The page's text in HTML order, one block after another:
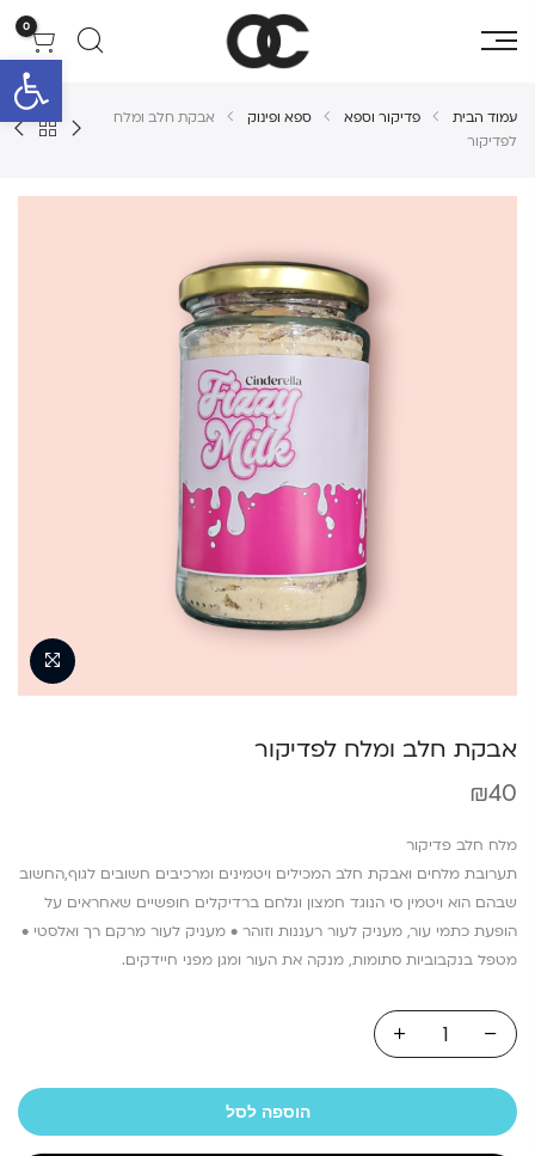
פתח
0
עמוד הבית פדיקור וספא ספא ופינוק
אבקת חלב ומלח
לפדיקור
אבקת חלב ומלח לפדיקור
₪40
מלח חלב פדיקור
תערובת מלחים ואבקת חלב המכילים ויטמינים ומרכיבים חשובים לגוף,החשוב
שבהם הוא ויטמין סי הנוגד חמצון ונלחם ברדיקלים חופשיים שאחראים על
הופעת כתמי עור, מעניק לעור רעננות וזוהר • מעניק לעור מרקם רך ואלסטי •
מטפל בנקבוביות סתומות, מנקה את העור ומגן מפני חיידקים.
הוספה לסל